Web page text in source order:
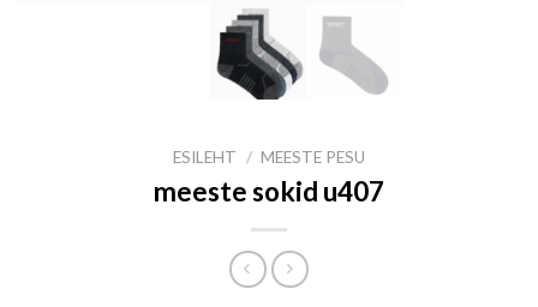
ESILEHT / MEESTE PESU
meeste sokid u407